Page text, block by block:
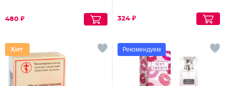
480 ₽ 324 ₽
Рекомендуем